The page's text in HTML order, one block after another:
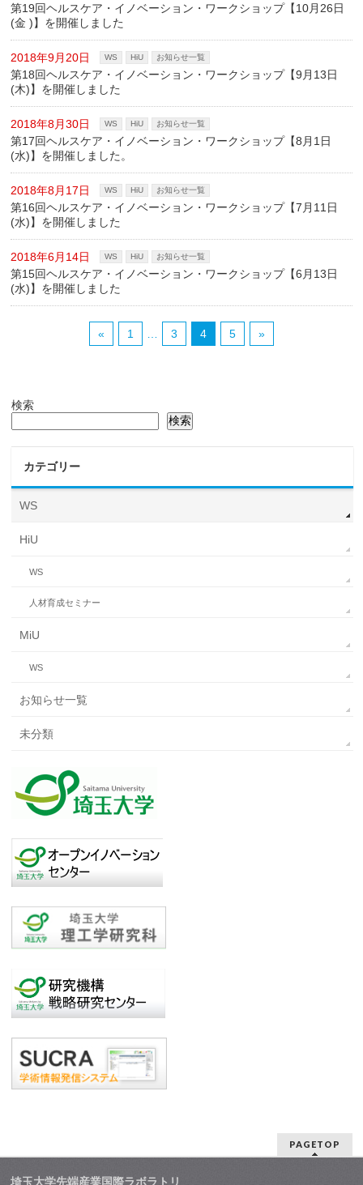
第19回ヘルスケア・イノベーション・ワークショップ【10月26日
(金 )】を開催しました
2018年9月20日 WS HiU お知らせ一覧
第18回ヘルスケア・イノベーション・ワークショップ【9月13日
(木)】を開催しました
2018年8月30日 WS HiU お知らせ一覧
第17回ヘルスケア・イノベーション・ワークショップ【8月1日
(水)】を開催しました。
2018年8月17日 WS HiU お知らせ一覧
第16回ヘルスケア・イノベーション・ワークショップ【7月11日
(水)】を開催しました
2018年6月14日 WS HiU お知らせ一覧
第15回ヘルスケア・イノベーション・ワークショップ【6月13日
(水)】を開催しました
« 1 3 4 5 »
検索
検索
カテゴリー
WS
HiU
WS
人材育成セミナー
MiU
WS
お知らせ一覧
未分類
PAGETOP
埼玉大学先端産業国際ラボラトリ